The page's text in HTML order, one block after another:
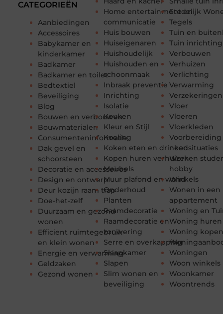
CATEGORIEËN
Aanbiedingen
Accessoires
Babykamer en
kinderkamer
Badkamer
Badkamer en toilet
Bedtextiel
Beveiliging
Blog
Bouwen en verbouwen
Bouwmaterialen
Consumenteninformatie
Dak gevel en
schoorsteen
Decoratie en accessoires
Design en ontwerp
Deur kozijn raam trap
Doe-het-zelf
Duurzaam en gezond
wonen
Efficient ruimtegebruik
en klein wonen
Energie en verwarming
Geldzaken
Gezond wonen
Home entertainment en
communicatie
Huis bouwen
Huiseigenaren
Huishoudelijk
Huishouden en
schoonmaak
Inbraak preventie
Inrichting
Isolatie
Keuken
Kleur en Stijl
Koeling
Koken eten en drinken
Kopen huren verhuizen
Meubels
Muur plafond en wand
Onderhoud
Planten
Raamdecoratie
Raamdecoratie en
zonwering
Serre en overkapping
Slaapkamer
Slapen
Slim wonen en
beveiliging
Stedelijk
Tegels
Tuin en
Tuin inrichting
Verbouwen
Verhuizen
Verlichting
Verwarming
Verzekeringen
Vloer
Vloeren
Vloerkleden
Voorbereiding
noodsituaties
Werken
hobby
Winkels
Wonen in een
appartement
Woning en
Woning huren
Woning
Woningen
Woon winkels
Woonkamer
Woontrends